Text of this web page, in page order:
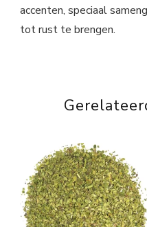
accenten, speciaal
tot rust te brengen.